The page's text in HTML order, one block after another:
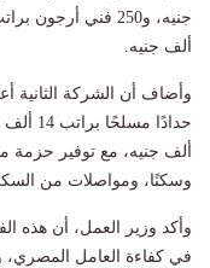
ألف جنيه.
ألف جنيه، مع توفير حزمة
وسكنًا، ومواصلات من
وأكد وزير العمل، أن هذه
في كفاءة العامل المصري،